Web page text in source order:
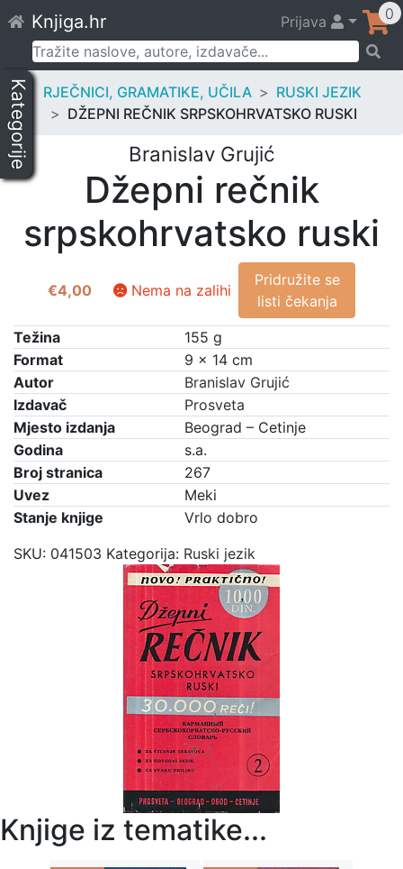
to
content
Knjiga.hr Prijava 0
Pretraži:
Kategorije RJEČNICI, GRAMATIKE, UČILA
RUSKI JEZIK
DŽEPNI REČNIK SRPSKOHRVATSKO RUSKI
Branislav Grujić
Džepni rečnik
srpskohrvatsko ruski
€4,00 Nema na zalihi
Pridružite se
listi čekanja
Težina
155 g
Format
9 × 14 cm
Autor
Branislav Grujić
Izdavač
Prosveta
Mjesto izdanja
Beograd – Cetinje
Godina
s.a.
Broj stranica
267
Uvez
Meki
Stanje knjige
Vrlo dobro
SKU: 041503 Kategorija: Ruski jezik
Knjige iz tematike...